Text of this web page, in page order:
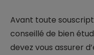
Avant toute
conseillé de bien
devez vous assurer